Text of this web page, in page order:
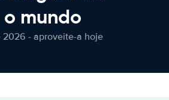
mundo
2026 - aproveite-a hoje